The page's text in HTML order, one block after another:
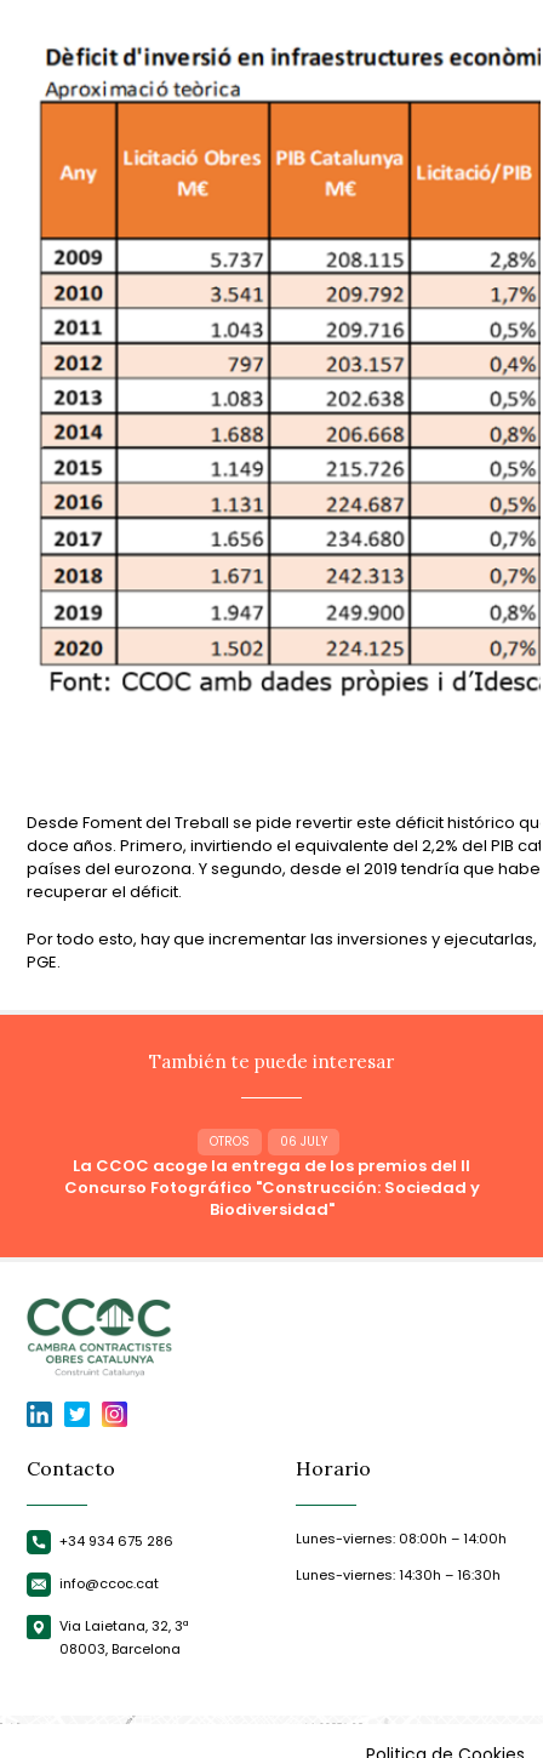
Desde Foment del Treball se pide revertir este déficit histórico
doce años. Primero, invirtiendo el equivalente del 2,2% del PIB
países del eurozona. Y segundo, desde el 2019 tendría que
recuperar el déficit.
Por todo esto, hay que incrementar las inversiones y
PGE.
También te puede interesar
OTROS 06 JULY
La CCOC acoge la entrega de los premios del II
Concurso Fotográfico "Construcción: Sociedad y
Biodiversidad"
Contacto
+34 934 675 286
info@ccoc.cat
Via Laietana, 32, 3ª
08003, Barcelona
Horario
Lunes-viernes: 08:00h – 14:00h
Lunes-viernes: 14:30h – 16:30h